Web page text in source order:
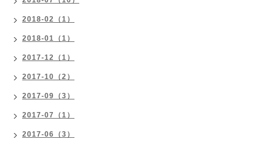
2018-02（1）
2018-01（1）
2017-12（1）
2017-10（2）
2017-09（3）
2017-07（1）
2017-06（3）